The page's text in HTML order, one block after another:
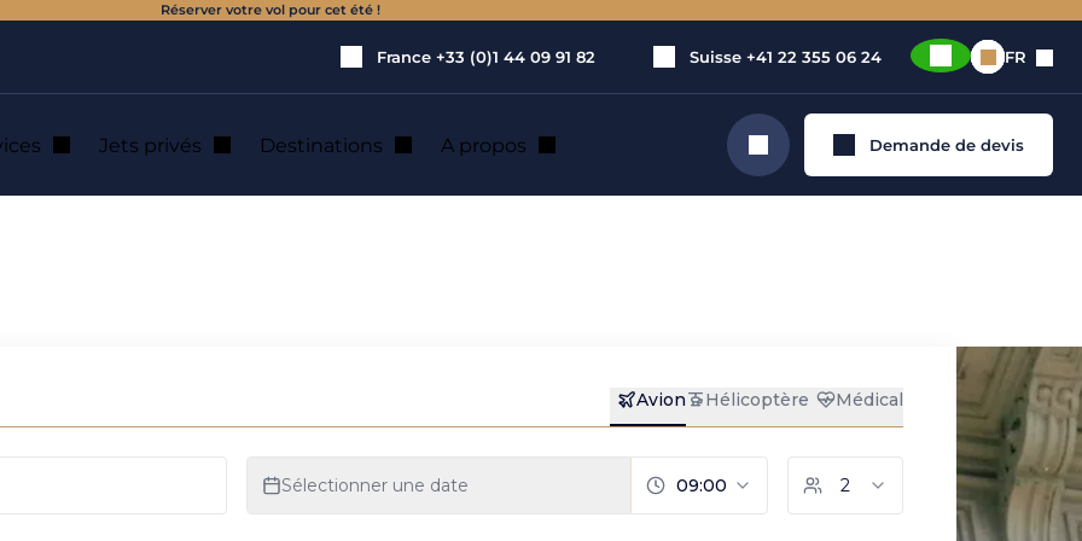
Réserver votre vol pour cet été !
France +33 (0)1 44 09 91 82 Suisse +41 22 355 06 24 FR
Jets privés Destinations A propos Rechercher Demande de devis